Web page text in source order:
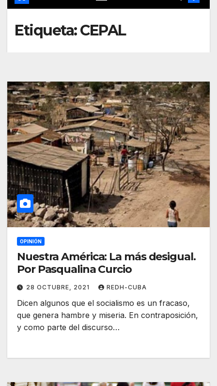
Etiqueta:CEPAL
OPINIÓN
Nuestra América: La más desigual.
Por Pasqualina Curcio
28 OCTUBRE, 2021 REDH-CUBA
Dicen algunos que el socialismo es un fracaso,
que genera hambre y miseria. En contraposición,
y como parte del discurso…